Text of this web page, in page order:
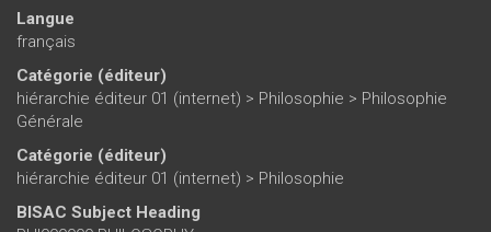
Langue
français
Catégorie (éditeur)
hiérarchie éditeur 01 (internet) > Philosophie > Philosophie
Générale
Catégorie (éditeur)
hiérarchie éditeur 01 (internet) > Philosophie
BISAC Subject Heading